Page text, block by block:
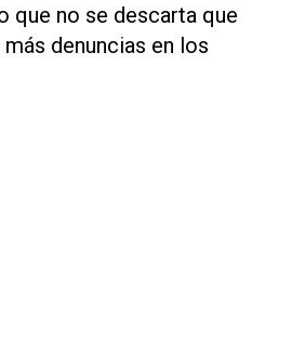
que no se descarta que
denuncias en los